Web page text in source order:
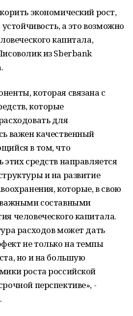
экономический рост,
устойчивость, а это возможно
капитала,
из Sberbank
которая связана с
которые
для
важен качественный
в том, что
этих средств направляется
и на развитие
которые, в свою
составными
человеческого капитала.
расходов может дать
не только на темпы
но и на большую
роста российской
перспективе», -